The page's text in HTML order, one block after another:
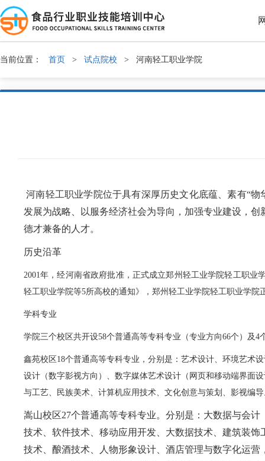
当前位置： 首页 > 试点院校 > 河南轻工职业学院
河南轻工职业学院位于具有深厚历史文化底蕴、素有“
发展为战略、以服务经济社会为导向，加强专业建设，
德才兼备的人才。
历史沿革
2001年，经河南省政府批准，正式成立郑州轻工业学院轻工职业
轻工职业学院等5所高校的通知》，郑州轻工业学院轻工职业学
学科专业
学院三个校区共开设58个普通高等专科专业（专业方向66个）及4
鑫苑校区18个普通高等专科专业，分别是：艺术设计、环境艺术
设计（数字影视方向）、数字媒体艺术设计（网页和移动端界面
与工艺、民族美术、计算机应用技术、文化创意与策划、影视编
嵩山校区27个普通高等专科专业。分别是：大数据与会
技术、软件技术、移动应用开发、大数据技术、建筑装
技术、酿酒技术、人物形象设计、酒店管理与数字化运